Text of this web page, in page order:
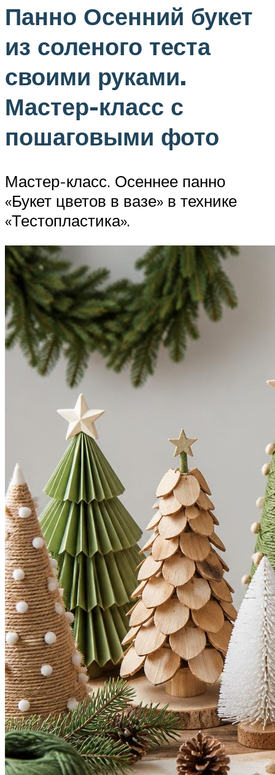
Панно Осенний букет
из соленого теста
своими руками.
Мастер-класс с
пошаговыми фото
Мастер-класс. Осеннее панно
«Букет цветов в вазе» в технике
«Тестопластика».